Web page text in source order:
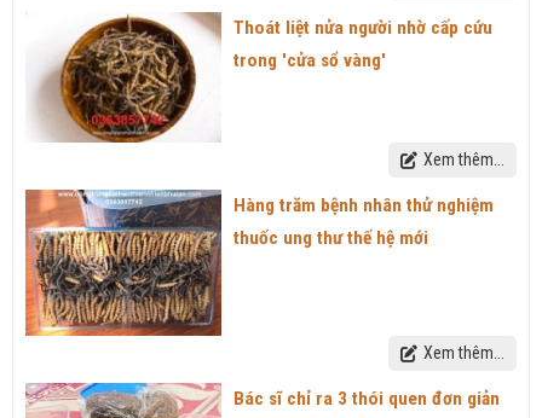
Thoát liệt nửa người nhờ cấp cứu
trong 'cửa sổ vàng'
Xem thêm...
Hàng trăm bệnh nhân thử nghiệm
thuốc ung thư thế hệ mới
Xem thêm...
Bác sĩ chỉ ra 3 thói quen đơn giản